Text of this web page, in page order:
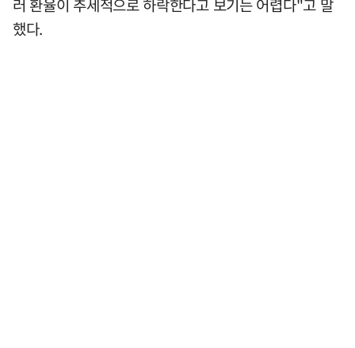
러 환율이 추세적으로 하락한다고 보기는 어렵다"고 말
했다.